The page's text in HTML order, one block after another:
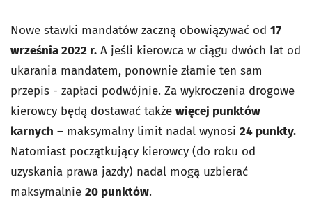
Nowe stawki mandatów zaczną obowiązywać od 17
września 2022 r. A jeśli kierowca w ciągu dwóch lat od
ukarania mandatem, ponownie złamie ten sam
przepis - zapłaci podwójnie. Za wykroczenia drogowe
kierowcy będą dostawać także więcej punktów
karnych – maksymalny limit nadal wynosi 24 punkty.
Natomiast początkujący kierowcy (do roku od
uzyskania prawa jazdy) nadal mogą uzbierać
maksymalnie 20 punktów.